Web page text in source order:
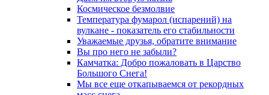
Космическое безмолвие
Температура фумарол (испарений) на
вулкане - показатель его стабильности
Уважаемые друзья, обратите внимание
Вы про него не забыли?
Камчатка: Добро пожаловать в Царство
Большого Снега!
Мы все еще откапываемся от рекордных